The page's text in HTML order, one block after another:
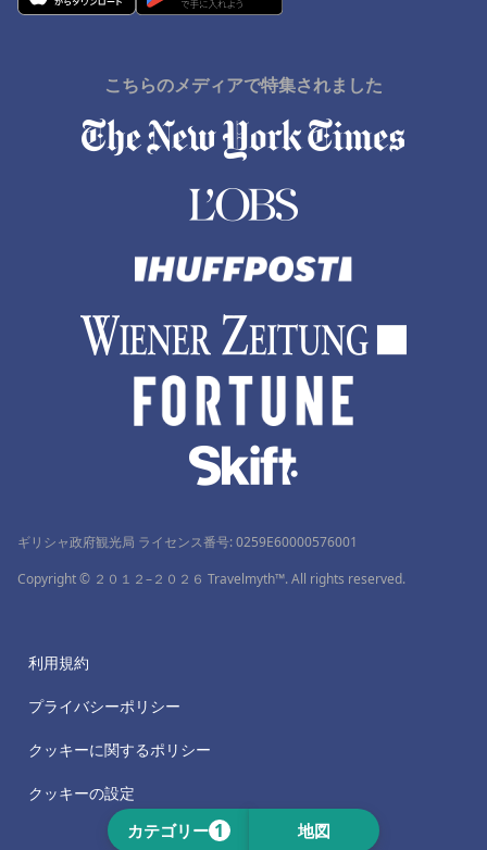
カテゴリー 1 地図
こちらのメディアで特集されました
ギリシャ政府観光局 ライセンス番号: 0259Ε60000576001
Copyright © ２０１２–２０２６ Travelmyth™. All rights reserved.
利用規約
プライバシーポリシー
クッキーに関するポリシー
クッキーの設定